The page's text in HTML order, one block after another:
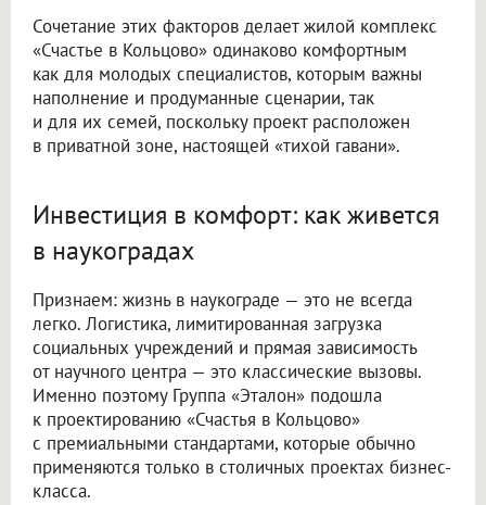
Сочетание этих факторов делает жилой комплекс
«Счастье в Кольцово» одинаково комфортным
как для молодых специалистов, которым важны
наполнение и продуманные сценарии, так
и для их семей, поскольку проект расположен
в приватной зоне, настоящей «тихой гавани».
Инвестиция в комфорт: как живется
в наукоградах
Признаем: жизнь в наукограде — это не всегда
легко. Логистика, лимитированная загрузка
социальных учреждений и прямая зависимость
от научного центра — это классические вызовы.
Именно поэтому Группа «Эталон» подошла
к проектированию «Счастья в Кольцово»
с премиальными стандартами, которые обычно
применяются только в столичных проектах бизнес-
класса.